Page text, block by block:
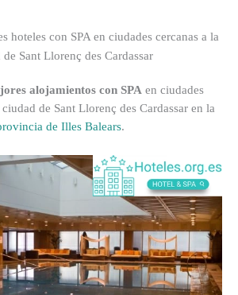
hoteles con SPA en ciudades cercanas a la
de Sant Llorenç des Cardassar
alojamientos con SPA en ciudades
de Sant Llorenç des Cardassar en la
de Illes Balears.